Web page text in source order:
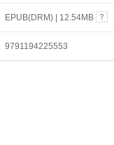
EPUB(DRM) | 12.54MB
9791194225553